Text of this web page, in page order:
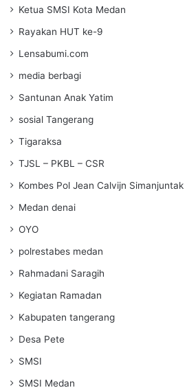
Ketua SMSI Kota Medan
Rayakan HUT ke-9
Lensabumi.com
media berbagi
Santunan Anak Yatim
sosial Tangerang
Tigaraksa
TJSL – PKBL – CSR
Kombes Pol Jean Calvijn Simanjuntak
Medan denai
OYO
polrestabes medan
Rahmadani Saragih
Kegiatan Ramadan
Kabupaten tangerang
Desa Pete
SMSI
SMSI Medan